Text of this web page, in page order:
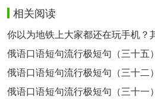
相关阅读
你以为地铁上大家都还在玩手机？
俄语口语短句流行极短句（三十五）
俄语口语短句流行极短句（三十二）
俄语口语短句流行极短句（三十一）